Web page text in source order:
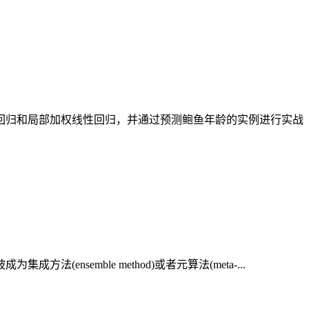
和局部加权线性回归，并通过预测鲍鱼年龄的实例进行实战
集成方法(ensemble method)或者元算法(meta-...